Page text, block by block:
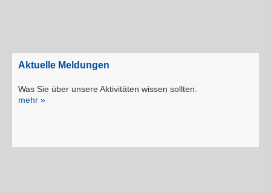
Aktuelle Meldungen
Was Sie über unsere Aktivitäten wissen sollten.
mehr »